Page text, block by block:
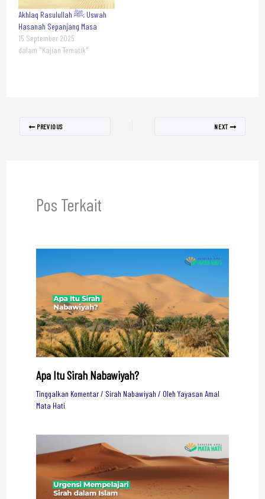
Akhlaq Rasulullah ﷺ: Uswah
Hasanah Sepanjang Masa
15 September 2025
dalam "Kajian Tematik"
PREVIOUS NEXT
Pos Terkait
Apa Itu Sirah Nabawiyah?
Tinggalkan Komentar/ Sirah Nabawiyah / Oleh Yayasan Amal
Mata Hati